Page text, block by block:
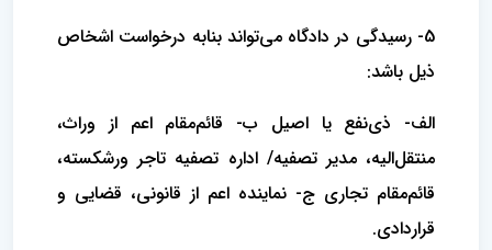
5- رسیدگی در دادگاه می‌تواند بنابه درخواست اشخاص
ذیل باشد:
الف- ذی‌نفع یا اصیل ب- قائم‌مقام اعم از وراث،
منتقل‌الیه، مدیر تصفیه/ اداره تصفیه تاجر ورشکسته،
قائم‌مقام تجاری ج- نماینده اعم از قانونی، قضایی و
قراردادی.